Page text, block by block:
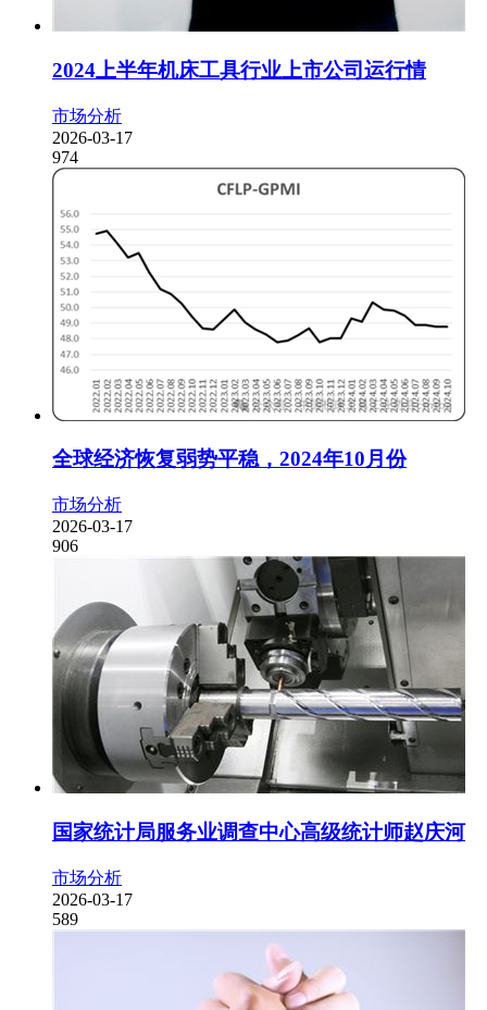
2024上半年机床工具行业上市公司运行情
市场分析
2026-03-17
974
全球经济恢复弱势平稳，2024年10月份
市场分析
2026-03-17
906
国家统计局服务业调查中心高级统计师赵庆河
市场分析
2026-03-17
589